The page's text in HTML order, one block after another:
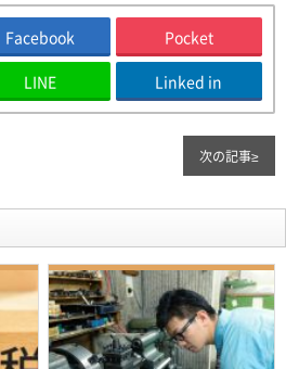
Facebook Pocket
LINE Linked in
次の記事≥